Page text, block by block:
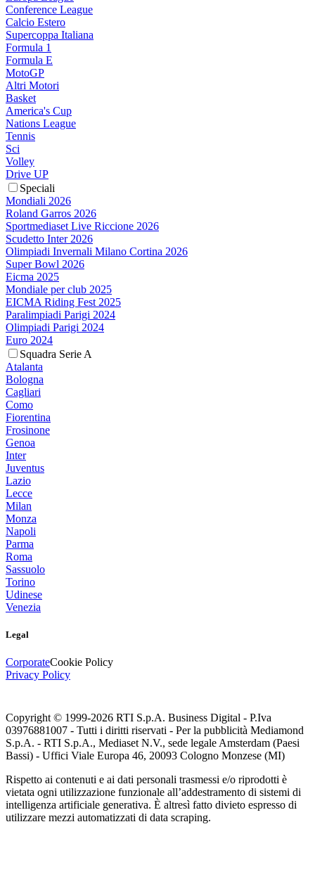
Conference League
Calcio Estero
Supercoppa Italiana
Formula 1
Formula E
MotoGP
Altri Motori
Basket
America's Cup
Nations League
Tennis
Sci
Volley
Drive UP
Speciali
Mondiali 2026
Roland Garros 2026
Sportmediaset Live Riccione 2026
Scudetto Inter 2026
Olimpiadi Invernali Milano Cortina 2026
Super Bowl 2026
Eicma 2025
Mondiale per club 2025
EICMA Riding Fest 2025
Paralimpiadi Parigi 2024
Olimpiadi Parigi 2024
Euro 2024
Squadra Serie A
Atalanta
Bologna
Cagliari
Como
Fiorentina
Frosinone
Genoa
Inter
Juventus
Lazio
Lecce
Milan
Monza
Napoli
Parma
Roma
Sassuolo
Torino
Udinese
Venezia
Legal
CorporateCookie Policy
Privacy Policy
Copyright © 1999-2026 RTI S.p.A. Business Digital - P.Iva
03976881007 - Tutti i diritti riservati - Per la pubblicità Mediamond
S.p.A. - RTI S.p.A., Mediaset N.V., sede legale Amsterdam (Paesi
Bassi) - Uffici Viale Europa 46, 20093 Cologno Monzese (MI)
Rispetto ai contenuti e ai dati personali trasmessi e/o riprodotti è
vietata ogni utilizzazione funzionale all’addestramento di sistemi di
intelligenza artificiale generativa. È altresì fatto divieto espresso di
utilizzare mezzi automatizzati di data scraping.